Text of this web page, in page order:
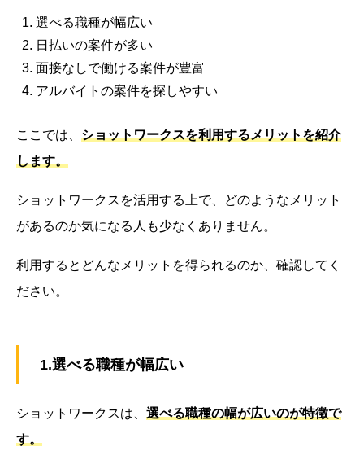
選べる職種が幅広い
日払いの案件が多い
面接なしで働ける案件が豊富
アルバイトの案件を探しやすい
ここでは、 ショットワークスを利用するメリットを紹介
します。
ショットワークスを活用する上で、どのようなメリット
があるのか気になる人も少なくありません。
利用するとどんなメリットを得られるのか、確認してく
ださい。
1.選べる職種が幅広い
ショットワークスは、 選べる職種の幅が広いのが特徴で
す。